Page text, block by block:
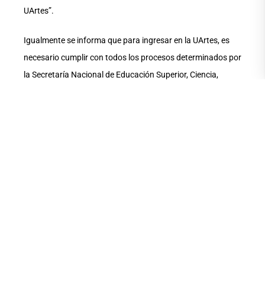
UArtes”.
Igualmente se informa que para ingresar en la UArtes, es
necesario cumplir con todos los procesos determinados por
la Secretaría Nacional de Educación Superior, Ciencia,